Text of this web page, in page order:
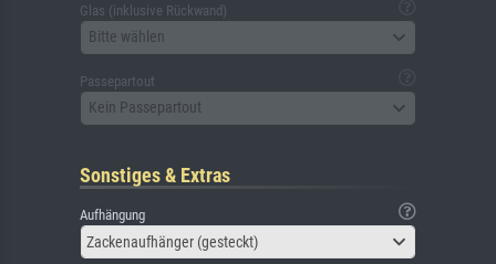
Glas (inklusive Rückwand)
Bitte wählen
Passepartout
Kein Passepartout
Sonstiges & Extras
Aufhängung
Zackenaufhänger (gesteckt)